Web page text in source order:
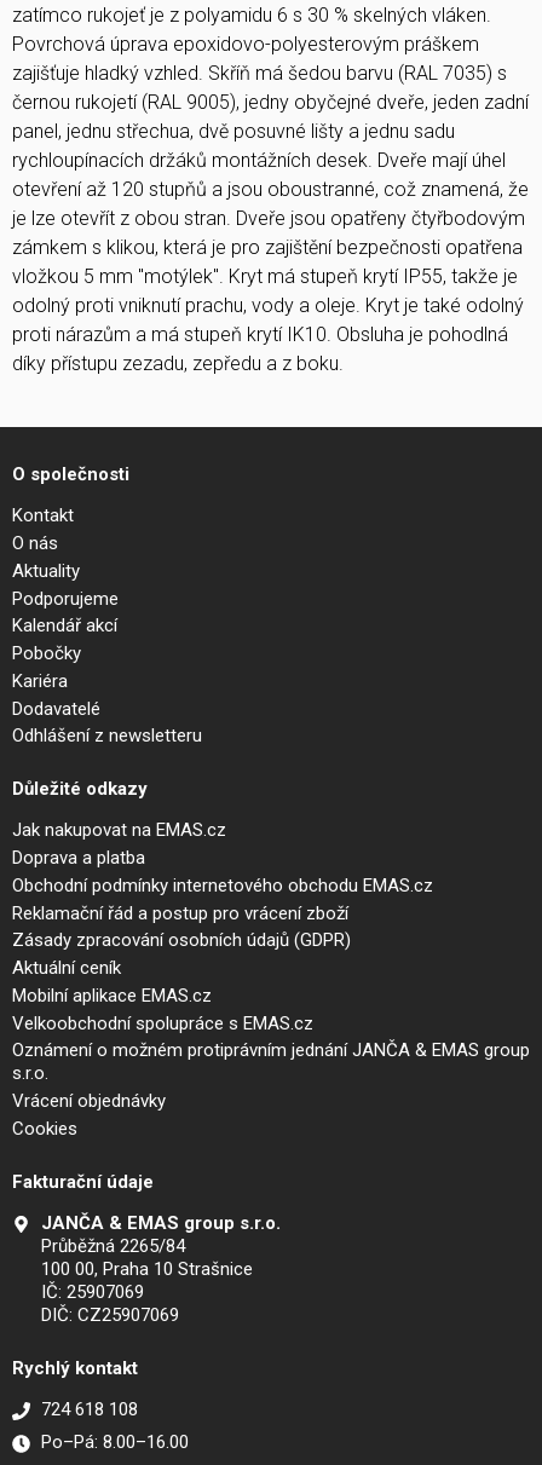
zatímco rukojeť je z polyamidu 6 s 30 % skelných vláken.
Povrchová úprava epoxidovo-polyesterovým práškem
zajišťuje hladký vzhled. Skříň má šedou barvu (RAL 7035) s
černou rukojetí (RAL 9005), jedny obyčejné dveře, jeden zadní
panel, jednu střechua, dvě posuvné lišty a jednu sadu
rychloupínacích držáků montážních desek. Dveře mají úhel
otevření až 120 stupňů a jsou oboustranné, což znamená, že
je lze otevřít z obou stran. Dveře jsou opatřeny čtyřbodovým
zámkem s klikou, která je pro zajištění bezpečnosti opatřena
vložkou 5 mm "motýlek". Kryt má stupeň krytí IP55, takže je
odolný proti vniknutí prachu, vody a oleje. Kryt je také odolný
proti nárazům a má stupeň krytí IK10. Obsluha je pohodlná
díky přístupu zezadu, zepředu a z boku.
O společnosti
Kontakt
O nás
Aktuality
Podporujeme
Kalendář akcí
Pobočky
Kariéra
Dodavatelé
Odhlášení z newsletteru
Důležité odkazy
Jak nakupovat na EMAS.cz
Doprava a platba
Obchodní podmínky internetového obchodu EMAS.cz
Reklamační řád a postup pro vrácení zboží
Zásady zpracování osobních údajů (GDPR)
Aktuální ceník
Mobilní aplikace EMAS.cz
Velkoobchodní spolupráce s EMAS.cz
Oznámení o možném protiprávním jednání JANČA & EMAS group
s.r.o.
Vrácení objednávky
Cookies
Fakturační údaje
JANČA & EMAS group s.r.o.
Průběžná 2265/84
100 00, Praha 10 Strašnice
IČ: 25907069
DIČ: CZ25907069
Rychlý kontakt
724 618 108
Po–Pá: 8.00–16.00